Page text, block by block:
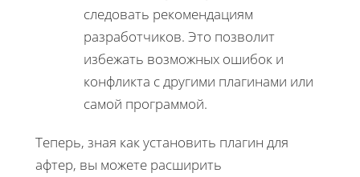
следовать рекомендациям
разработчиков. Это позволит
избежать возможных ошибок и
конфликта с другими плагинами или
самой программой.
Теперь, зная как установить плагин для
афтер, вы можете расширить